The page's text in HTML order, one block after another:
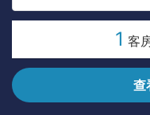
1 客
查